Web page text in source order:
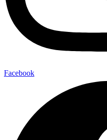
Facebook